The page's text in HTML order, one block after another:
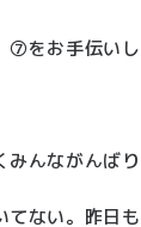
⑦をお手伝いし
んながんばり
ない。昨日も